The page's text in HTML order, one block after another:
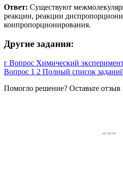
Ответ: Существуют
реакции, реакции
конпропорционирования.
Другие задания:
г Вопрос Химический
Вопрос 1 2 Полный список
Помогло решение? Оставьте отзыв